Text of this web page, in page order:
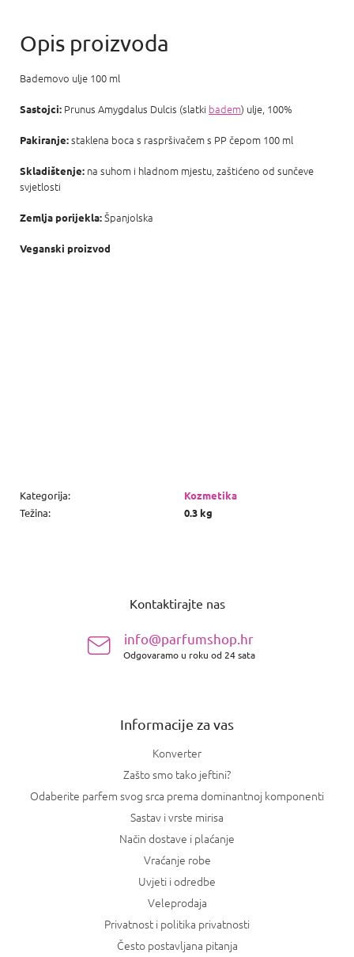
Bademovo ulje 100 ml
Sastojci: Prunus Amygdalus Dulcis (slatki badem) ulje, 100%
Pakiranje:staklena boca s raspršivačem s PP čepom 100 ml
Skladištenje: na suhom i hladnom mjestu, zaštićeno od sunčeve
svjetlosti
Zemlja porijekla:Španjolska
Veganski proizvod
Kategorija:
Kozmetika
Težina: 0.3 kg
Kontaktirajte nas
info@parfumshop.hr
Odgovaramo u roku od 24 sata
Informacije za vas
Konverter
Zašto smo tako jeftini?
Odaberite parfem svog srca prema dominantnoj komponenti
Sastav i vrste mirisa
Način dostave i plaćanje
Vraćanje robe
Uvjeti i odredbe
Veleprodaja
Privatnost i politika privatnosti
Često postavljana pitanja